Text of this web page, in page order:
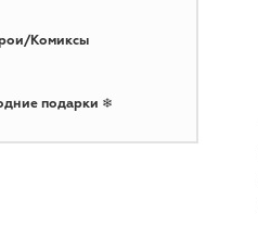
Комиксы
подарки ❄